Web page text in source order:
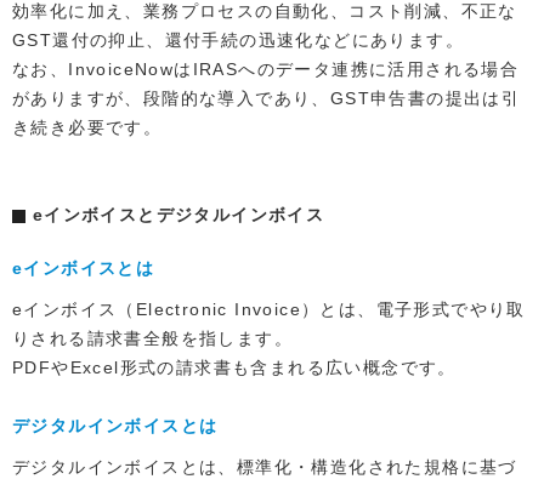
効率化に加え、業務プロセスの自動化、コスト削減、不正な
GST還付の抑止、還付手続の迅速化などにあります。
なお、InvoiceNowはIRASへのデータ連携に活用される場合
がありますが、段階的な導入であり、GST申告書の提出は引
き続き必要です。
eインボイスとデジタルインボイス
eインボイスとは
eインボイス（Electronic Invoice）とは、電子形式でやり取
りされる請求書全般を指します。
PDFやExcel形式の請求書も含まれる広い概念です。
デジタルインボイスとは
デジタルインボイスとは、標準化・構造化された規格に基づ